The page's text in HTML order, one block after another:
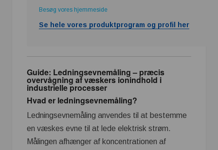
Besøg vores hjemmeside
Se hele vores produktprogram og profil her
Guide: Ledningsevnemåling – præcis
overvågning af væskers ionindhold i
industrielle processer
Hvad er ledningsevnemåling?
Ledningsevnemåling anvendes til at bestemme
en væskes evne til at lede elektrisk strøm.
Målingen afhænger af koncentrationen af